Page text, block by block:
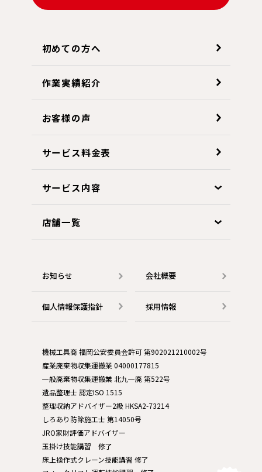
初めての方へ
作業実績紹介
お客様の声
サービス料金表
サービス内容
店舗一覧
お知らせ 会社概要
個人情報保護指針 採用情報
機械工具商 福岡公安委員会許可 第902021210002号
産業廃棄物収集運搬業 04000177815
一般廃棄物収集運搬業 北九一廃 第522号
遺品整理士 認定ISO 1515
整理収納アドバイザー2級 HKSA2-73214
しろあり防除施工士 第14050号
JRO家財評価アドバイザー
玉掛け技能講習 修了
床上操作式クレーン技能講習 修了